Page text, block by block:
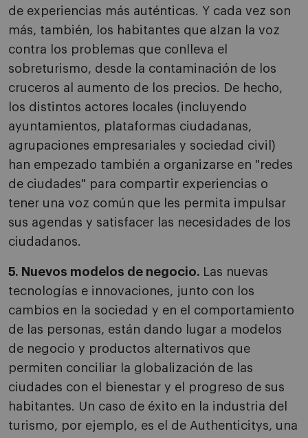
de experiencias más auténticas. Y cada vez son
más, también, los habitantes que alzan la voz
contra los problemas que conlleva el
sobreturismo, desde la contaminación de los
cruceros al aumento de los precios. De hecho,
los distintos actores locales (incluyendo
ayuntamientos, plataformas ciudadanas,
agrupaciones empresariales y sociedad civil)
han empezado también a organizarse en "redes
de ciudades" para compartir experiencias o
tener una voz común que les permita impulsar
sus agendas y satisfacer las necesidades de los
ciudadanos.
5. Nuevos modelos de negocio. Las nuevas
tecnologías e innovaciones, junto con los
cambios en la sociedad y en el comportamiento
de las personas, están dando lugar a modelos
de negocio y productos alternativos que
permiten conciliar la globalización de las
ciudades con el bienestar y el progreso de sus
habitantes. Un caso de éxito en la industria del
turismo, por ejemplo, es el de Authenticitys, una